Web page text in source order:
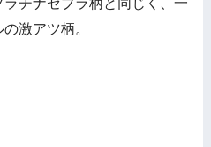
ラチナゼブラ柄と同じく、一
激アツ柄。